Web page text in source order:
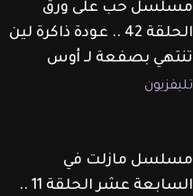
مسلسل حب على ورق
الحلقة 42 .. عودة ذاكرة لين
تنتهي بصفعة لـ أوس
تليفزيون
مسلسل مازلت في
السابعة عشر الحلقة 11 ..